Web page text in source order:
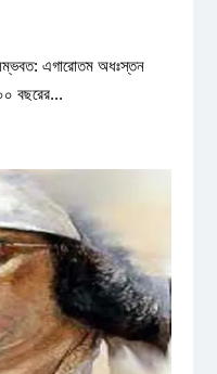
এগারোতম অধঃস্তন
বছরের...